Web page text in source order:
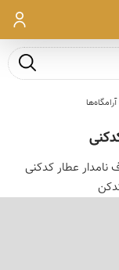
ورود
جست و
آرامگاه‌ها
نامدار عطار کدکنی